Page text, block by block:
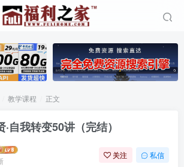
教学课程 正文
·自我转变50讲（完结）
关注 私信